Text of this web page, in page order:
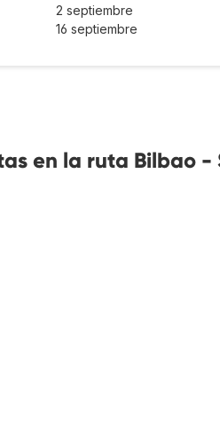
2 septiembre
16 septiembre
en la ruta Bilbao -